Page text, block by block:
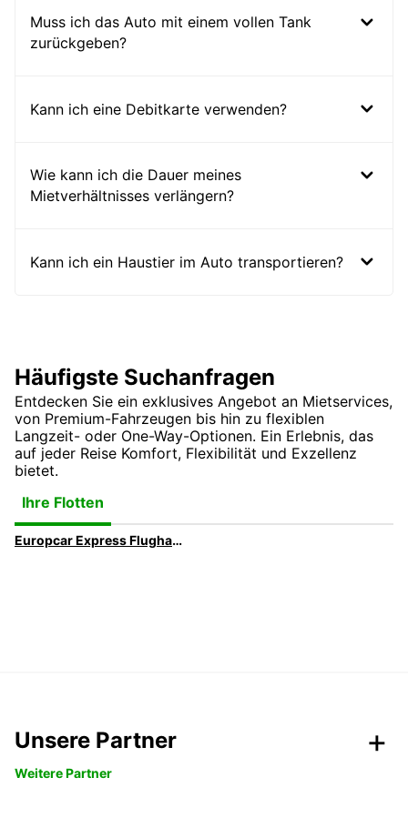
Muss ich das Auto mit einem vollen Tank
zurückgeben?
Kann ich eine Debitkarte verwenden?
Wie kann ich die Dauer meines
Mietverhältnisses verlängern?
Kann ich ein Haustier im Auto transportieren?
Häufigste Suchanfragen
Entdecken Sie ein exklusives Angebot an Mietservices,
von Premium-Fahrzeugen bis hin zu flexiblen
Langzeit- oder One-Way-Optionen. Ein Erlebnis, das
auf jeder Reise Komfort, Flexibilität und Exzellenz
bietet.
Ihre Flotten
Europcar Express Flughafen Dublin | Schnellere Fahrzeugabholung
Unsere Partner
Weitere Partner